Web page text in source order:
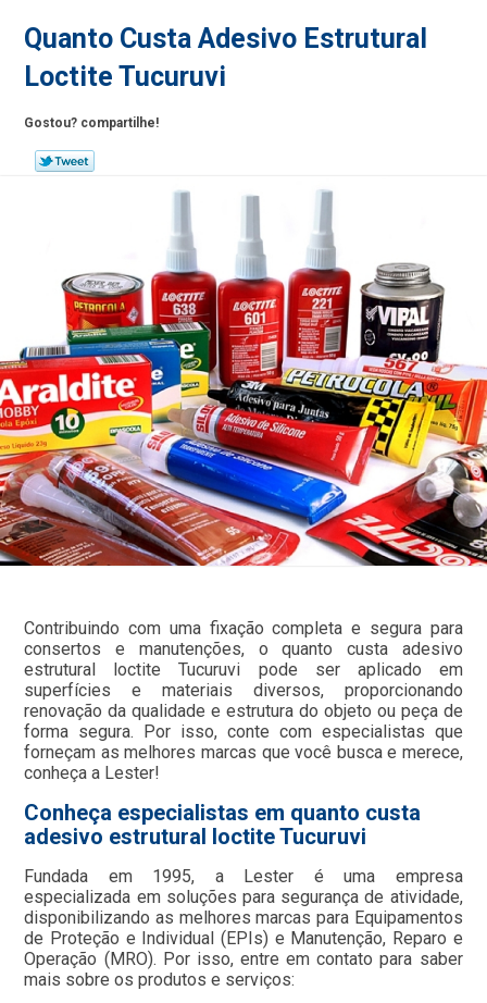
Quanto Custa Adesivo Estrutural
Loctite Tucuruvi
Gostou? compartilhe!
Contribuindo com uma fixação completa e segura para
consertos e manutenções, o quanto custa adesivo
estrutural loctite Tucuruvi pode ser aplicado em
superfícies e materiais diversos, proporcionando
renovação da qualidade e estrutura do objeto ou peça de
forma segura. Por isso, conte com especialistas que
forneçam as melhores marcas que você busca e merece,
conheça a Lester!
Conheça especialistas em quanto custa
adesivo estrutural loctite Tucuruvi
Fundada em 1995, a Lester é uma empresa
especializada em soluções para segurança de atividade,
disponibilizando as melhores marcas para Equipamentos
de Proteção e Individual (EPIs) e Manutenção, Reparo e
Operação (MRO). Por isso, entre em contato para saber
mais sobre os produtos e serviços: